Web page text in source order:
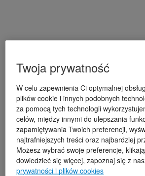
Twoja prywatność
W celu zapewnienia Ci optymalnej
plików cookie i innych podobnych
za pomocą tych technologii
celów, między innymi do ulepszania
zapamiętywania Twoich preferencji,
najtrafniejszych treści oraz najbardziej
Możesz wybrać swoje preferencje,
dowiedzieć się więcej, zapoznaj się z
prywatności i plików cookies